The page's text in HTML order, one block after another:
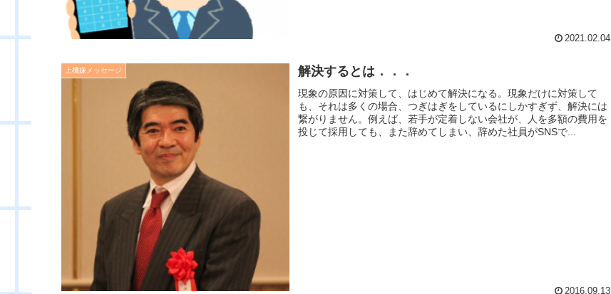
2021.02.04
上機嫌メッセージ 解決するとは．．．
現象の原因に対策して、はじめて解決になる。現象だけに対策して
も、それは多くの場合、つぎはぎをしているにしかすぎず、解決には
繋がりません。例えば、若手が定着しない会社が、人を多額の費用を
投じて採用しても、また辞めてしまい、辞めた社員がSNSで...
2016.09.13